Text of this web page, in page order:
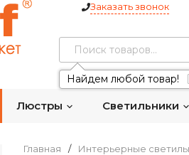
Заказать звонок
Найдем любой товар!
Люстры Светильники
Главная / Интерьерные